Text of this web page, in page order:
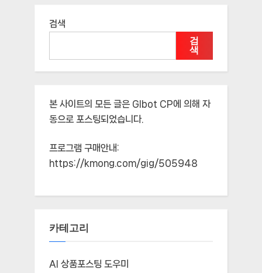
검색
검
색
본 사이트의 모든 글은 Glbot CP에 의해 자
동으로 포스팅되었습니다.
프로그램 구매안내:
https://kmong.com/gig/505948
카테고리
AI 상품포스팅 도우미